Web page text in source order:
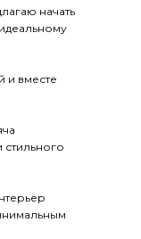
начать
и вместе
стильного